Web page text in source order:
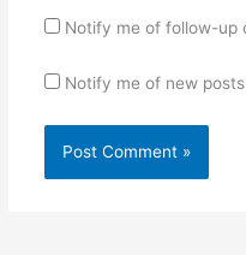
Notify me of follow-up
Notify me of new